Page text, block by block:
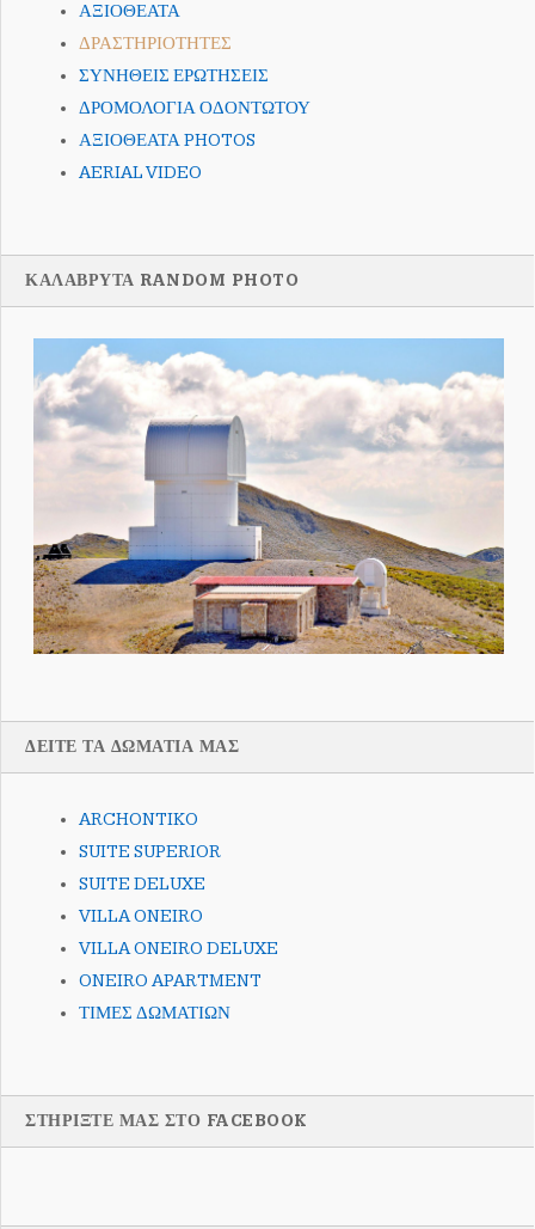
ΑΞΙΟΘΕΑΤΑ
ΔΡΑΣΤΗΡΙΟΤΗΤΕΣ
ΣΥΝΗΘΕΙΣ ΕΡΩΤΗΣΕΙΣ
ΔΡΟΜΟΛΟΓΙΑ ΟΔΟΝΤΩΤΟΥ
ΑΞΙΟΘΕΑΤΑ PHOTOS
AERIAL VIDEO
ΚΑΛΑΒΡΥΤΑ RANDOM PHOTO
ΔΕΙΤΕ ΤΑ ΔΩΜΑΤΙΑ ΜΑΣ
ARCHONTIKO
SUITE SUPERIOR
SUITE DELUXE
VILLA ONEIRO
VILLA ONEIRO DELUXE
ONEIRO APARTMENT
ΤΙΜΕΣ ΔΩΜΑΤΙΩΝ
ΣΤΗΡΙΞΤΕ ΜΑΣ ΣΤΟ FACEBOOK